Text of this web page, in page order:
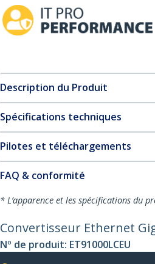
Description du Produit
Spécifications techniques
Pilotes et téléchargements
FAQ & conformité
* L’apparence et les spécifications du
Convertisseur Ethernet
Nº de produit: ET91000LCEU